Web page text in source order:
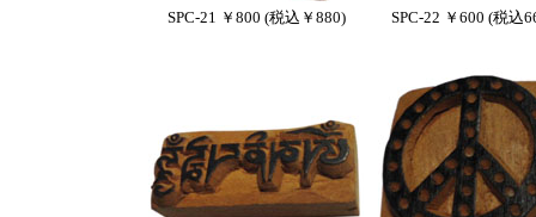
SPC-21 ￥800 (税込￥880) SPC-22 ￥600 (税込